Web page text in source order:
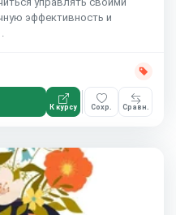
эффективность и
К курсу Сохр. Сравн.